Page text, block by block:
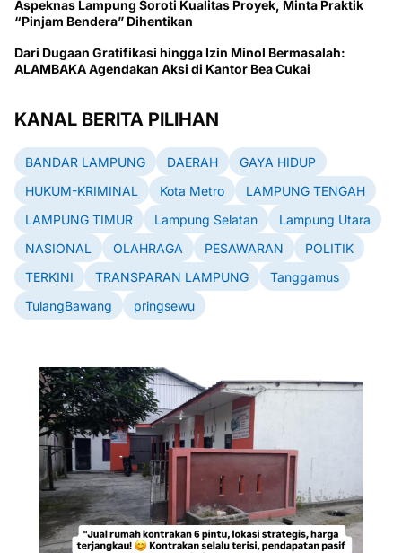
Aspeknas Lampung Soroti Kualitas Proyek, Minta Praktik
“Pinjam Bendera” Dihentikan
Dari Dugaan Gratifikasi hingga Izin Minol Bermasalah:
ALAMBAKA Agendakan Aksi di Kantor Bea Cukai
KANAL BERITA PILIHAN
BANDAR LAMPUNG DAERAH
GAYA HIDUP
HUKUM-KRIMINAL
Kota Metro
LAMPUNG TENGAH
LAMPUNG TIMUR
Lampung Selatan
Lampung Utara
NASIONAL
OLAHRAGA PESAWARAN
POLITIK
TERKINI
TRANSPARAN LAMPUNG
Tanggamus
TulangBawang
pringsewu